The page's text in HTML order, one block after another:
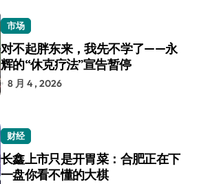
市场
对不起胖东来，我先不学了——永
辉的“休克疗法”宣告暂停
8 月 4 , 2026
财经
长鑫上市只是开胃菜：合肥正在下
一盘你看不懂的大棋